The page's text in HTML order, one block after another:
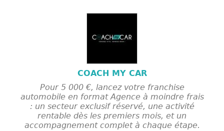
COACH MY CAR
Pour 5 000 €, lancez votre franchise
automobile en format Agence à moindre frais
: un secteur exclusif réservé, une activité
rentable dès les premiers mois, et un
accompagnement complet à chaque étape.